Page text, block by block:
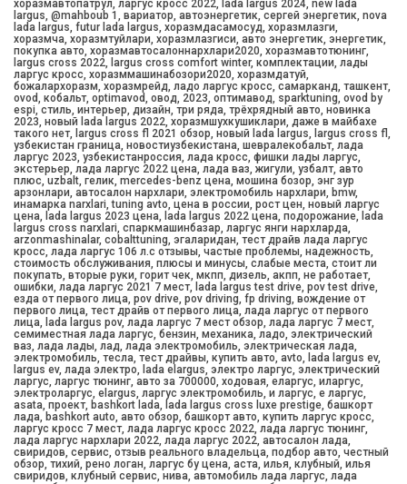
хоразмавтопатрул, ларгус кросс 2022, lada largus 2024, new lada
largus, @mahboub 1, вариатор, автоэнергетик, сергей энергетик, nova
lada largus, futur lada largus, хоразмдасамосуд, хоразмлазги,
хоразмча, хоразмтуйлари, хоразмлазгиси, авто энергетик, энергетик,
покупка авто, хоразмавтосалоннархлари2020, хоразмавтотюнинг,
largus cross 2022, largus cross comfort winter, комплектации, лады
ларгус кросс, хоразммашинабозори2020, хоразмдатуй,
божалархоразм, хоразмрейд, ладо ларгус кросс, самарканд, ташкент,
ovod, кобальт, optimavod, овод, 2023, оптимавод, sparktuning, ovod by
espi, стиль, интерьер, дизайн, три ряда, трёхрядный авто, новинка
2023, новый lada largus 2022, хоразмшухкушиклари, даже в майбахе
такого нет, largus cross fl 2021 обзор, новый lada largus, largus cross fl,
узбекистан граница, новостиузбекистана, шевралекобальт, лада
ларгус 2023, узбекистанроссия, лада кросс, фишки лады ларгус,
экстерьер, лада ларгус 2022 цена, лада ваз, жигули, узбалт, авто
плюс, uzbalt, гелик, mercedes-benz цена, мошина бозор, энг зур
арзонлари, автосалон нархлари, электромобиль нархлари, bmw,
инамарка narxlari, tuning avto, цена в россии, рост цен, новый ларгус
цена, lada largus 2023 цена, lada largus 2022 цена, подорожание, lada
largus cross narxlari, спаркмашинбазар, ларгус янги нархларда,
arzonmashinalar, cobalttuning, эгаларидан, тест драйв лада ларгус
кросс, лада ларгус 106 л.с отзывы, частые проблемы, надежность,
стоимость обслуживания, плюсы и минусы, слабые места, стоит ли
покупать, вторые руки, горит чек, мкпп, дизель, акпп, не работает,
ошибки, лада ларгус 2021 7 мест, lada largus test drive, pov test drive,
езда от первого лица, pov drive, pov driving, fp driving, вождение от
первого лица, тест драйв от первого лица, лада ларгус от первого
лица, lada largus pov, лада ларгус 7 мест обзор, лада ларгус 7 мест,
семиместная лада ларгус, бензин, механика, ладо, электрический
ваз, лада лады, лад, лада электромобиль, электрическая лада,
электромобиль, тесла, тест драйвы, купить авто, avto, lada largus ev,
largus ev, лада электро, lada elargus, электро ларгус, электрический
ларгус, ларгус тюнинг, авто за 700000, ходовая, еларгус, иларгус,
электроларгус, elargus, ларгус электромобиль, и ларгус, е ларгус,
asata, проект, bashkort lada, lada largus cross luxe prestige, башкорт
лада, bashkort auto, авто обзор, башкорт авто, купить ларгус кросс,
ларгус кросс 7 мест, лада ларгус кросс 2022, лада ларгус тюнинг,
лада ларгус нархлари 2022, лада ларгус 2022, автосалон лада,
свиридов, сервис, отзыв реального владельца, подбор авто, честный
обзор, тихий, рено логан, ларгус бу цена, аста, илья, клубный, илья
свиридов, клубный сервис, нива, автомобиль лада ларгус, лада